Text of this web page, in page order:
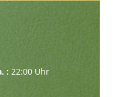
: 22:00 Uhr